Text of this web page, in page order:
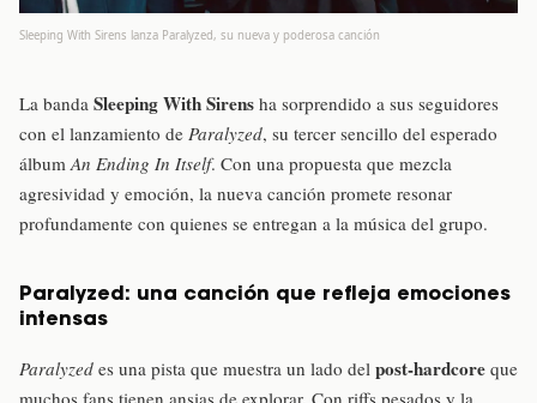
Sleeping With Sirens lanza Paralyzed, su nueva y poderosa canción
La banda Sleeping With Sirens ha sorprendido a sus seguidores
con el lanzamiento de Paralyzed, su tercer sencillo del esperado
álbumAn Ending In Itself. Con una propuesta que mezcla
agresividad y emoción, la nueva canción promete resonar
profundamente con quienes se entregan a la música del grupo.
Paralyzed: una canción que refleja emociones
intensas
Paralyzed es una pista que muestra un lado del post-hardcore que